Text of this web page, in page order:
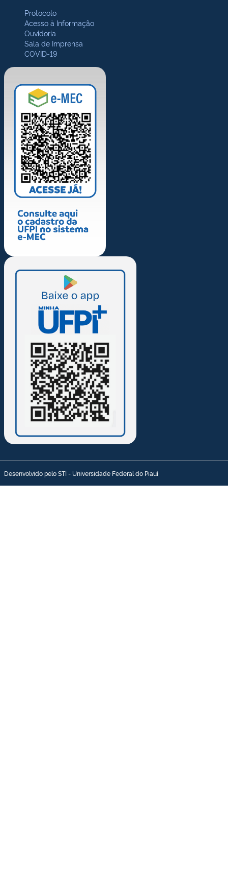
Protocolo
Acesso à Informação
Ouvidoria
Sala de Imprensa
COVID-19
Desenvolvido pelo STI - Universidade Federal do Piauí